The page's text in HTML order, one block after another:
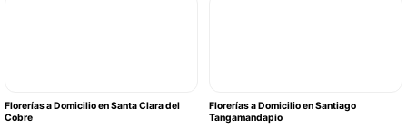
Florerías a Domicilio en Santa Clara del
Cobre
Florerías a Domicilio en Santiago
Tangamandapio